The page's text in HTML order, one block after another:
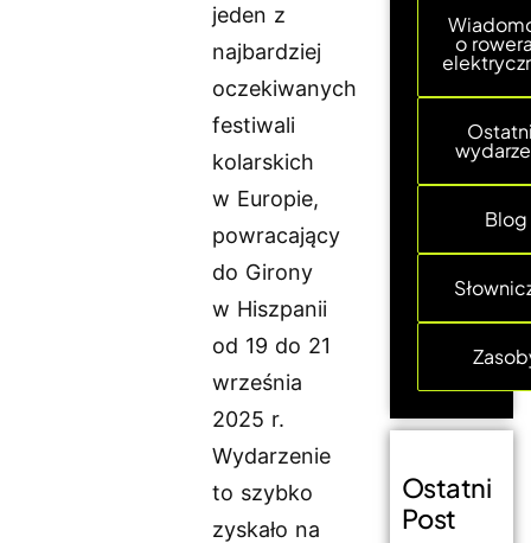
jeden z
najbardziej
oczekiwanych
festiwali
kolarskich
w Europie,
powracający
do Girony
w Hiszpanii
od 19 do 21
września
2025 r.
Wydarzenie
to szybko
zyskało na
o
Blog
Ostatni
Post